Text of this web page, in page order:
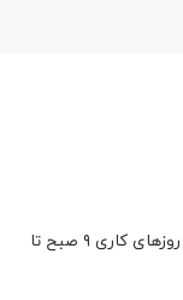
پشتیبانی خرید : ۰۳۱۹۱۰۹۳۱۰۱ (ساعت پاسخگویی روزهای کاری ۹ صبح تا